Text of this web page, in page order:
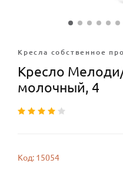
Кресла собственное
Кресло
молочный, 4
Код: 15054